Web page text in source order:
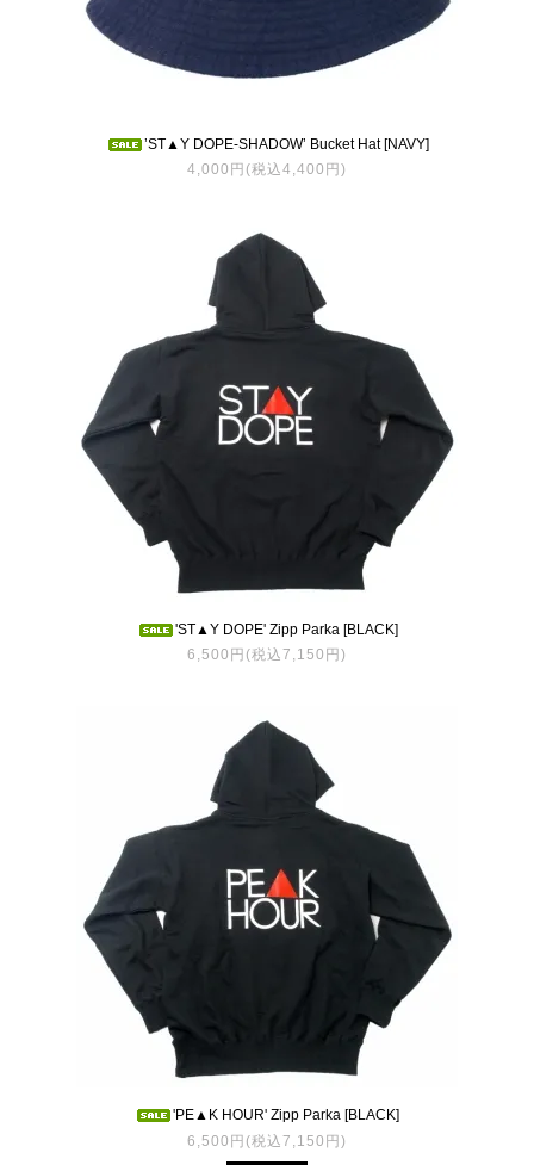
’ST▲Y DOPE-SHADOW’ Bucket Hat [NAVY]
4,000円(税込4,400円)
'ST▲Y DOPE' Zipp Parka [BLACK]
6,500円(税込7,150円)
'PE▲K HOUR' Zipp Parka [BLACK]
6,500円(税込7,150円)